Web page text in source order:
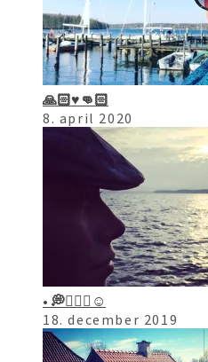
🙏🏻♥️👊🏻
8. april 2020
• 💭🤷🏻‍♀️☺️
18. december 2019